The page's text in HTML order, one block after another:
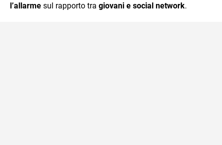
l’allarme sul rapporto tra giovani e social network.